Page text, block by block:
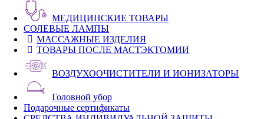
МЕДИЦИНСКИЕ ТОВАРЫ
СОЛЕВЫЕ ЛАМПЫ
МАССАЖНЫЕ ИЗДЕЛИЯ
ТОВАРЫ ПОСЛЕ МАСТЭКТОМИИ
ВОЗДУХООЧИСТИТЕЛИ И ИОНИЗАТОРЫ
Головной убор
Подарочные сертификаты